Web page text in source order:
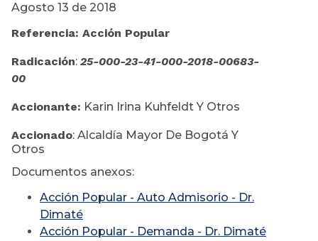
Agosto 13 de 2018
Referencia: Acción Popular
Radicación: 25-000-23-41-000-2018-00683-
00
Accionante: Karin Irina Kuhfeldt Y Otros
Accionado: Alcaldía Mayor De Bogotá Y
Otros
Documentos anexos:
Acción Popular - Auto Admisorio - Dr.
Dimaté
Acción Popular - Demanda - Dr. Dimaté